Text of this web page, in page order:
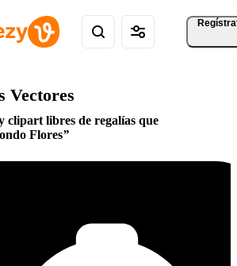
Vectores
clipart libres de regalías que
Flores